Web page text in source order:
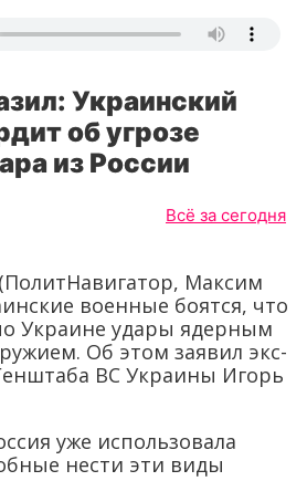
Украинский
об угрозе
из России
Всё за сегодня
Максим
военные боятся, что
Украине удары ядерным
Об этом заявил экс-
ВС Украины Игорь
уже использовала
нести эти виды